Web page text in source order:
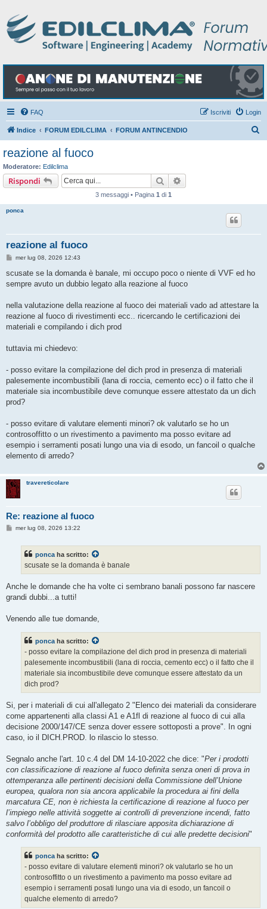
FAQ Login
Iscriviti
Indice FORUM EDILCLIMA FORUM ANTINCENDIO
reazione al fuoco
Moderatore: Edilclima
Rispondi Cerca
3 messaggi • Pagina 1 di 1
ponca
reazione al fuoco
M
s
a
i
o
mer lug 08, 2026 12:43
scusate se la domanda è banale, mi occupo poco o niente di VVF ed ho
sempre avuto un dubbio legato alla reazione al fuoco
nella valutazione della reazione al fuoco dei materiali vado ad attestare la
reazione al fuoco di rivestimenti ecc.. ricercando le certificazioni dei
materiali e compilando i dich prod
tuttavia mi chiedevo:
- posso evitare la compilazione del dich prod in presenza di materiali
palesemente incombustibili (lana di roccia, cemento ecc) o il fatto che il
materiale sia incombustibile deve comunque essere attestato da un dich
prod?
- posso evitare di valutare elementi minori? ok valutarlo se ho un
controsoffitto o un rivestimento a pavimento ma posso evitare ad
esempio i serramenti posati lungo una via di esodo, un fancoil o qualche
elemento di arredo?
travereticolare
Re: reazione al fuoco
M
o
mer lug 08, 2026 13:22
ponca ha scritto:
scusate se la domanda è banale
Anche le domande che ha volte ci sembrano banali possono far nascere
grandi dubbi...a tutti!
Venendo alle tue domande,
ponca ha scritto:
- posso evitare la compilazione del dich prod in presenza di materiali
palesemente incombustibili (lana di roccia, cemento ecc) o il fatto che il
materiale sia incombustibile deve comunque essere attestato da un
dich prod?
Si, per i materiali di cui all'allegato 2 "Elenco dei materiali da considerare
come appartenenti alla classi A1 e A1fl di reazione al fuoco di cui alla
decisione 2000/147/CE senza dover essere sottoposti a prove". In ogni
caso, io il DICH.PROD. lo rilascio lo stesso.
Segnalo anche l'art. 10 c.4 del DM 14-10-2022 che dice: "Per i prodotti
con classificazione di reazione al fuoco definita senza oneri di prova in
ottemperanza alle pertinenti decisioni della Commissione dell’Unione
europea, qualora non sia ancora applicabile la procedura ai fini della
marcatura CE, non è richiesta la certificazione di reazione al fuoco per
l’impiego nelle attività soggette ai controlli di prevenzione incendi, fatto
salvo l’obbligo del produttore di rilasciare apposita dichiarazione di
conformità del prodotto alle caratteristiche di cui alle predette decisioni"
poncaha scritto:
- posso evitare di valutare elementi minori? ok valutarlo se ho un
controsoffitto o un rivestimento a pavimento ma posso evitare ad
esempio i serramenti posati lungo una via di esodo, un fancoil o
qualche elemento di arredo?